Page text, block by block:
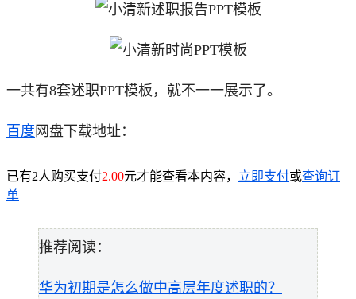
一共有8套述职PPT模板，就不一一展示了。
百度 网盘下载地址：
已有2人购买支付2.00元才能查看本内容， 立即支付或查询订
单
推荐阅读：
华为初期是怎么做中高层年度述职的？